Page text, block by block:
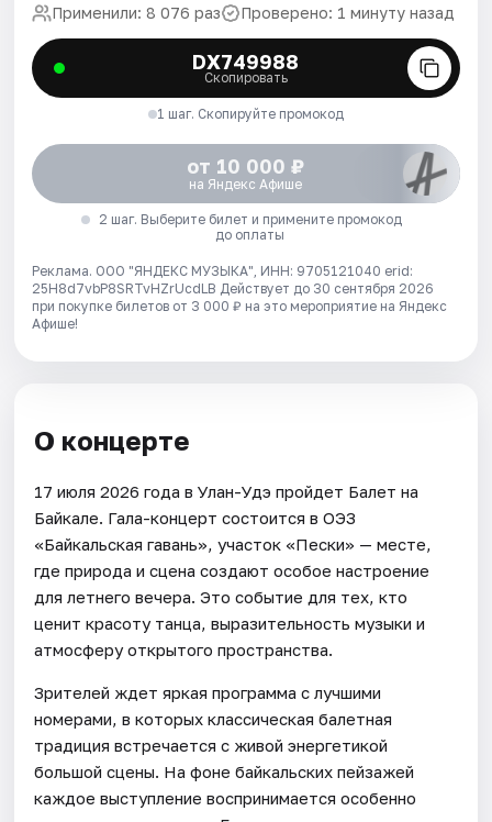
Применили: 8 076 раз Проверено: 1 минуту назад
DX749988
Скопировать
1 шаг. Скопируйте промокод
от 10 000 ₽
на Яндекс Афише
2 шаг. Выберите билет и примените промокод
до оплаты
Реклама. ООО "ЯНДЕКС МУЗЫКА", ИНН: 9705121040 erid:
25H8d7vbP8SRTvHZrUcdLB Действует до 30 сентября 2026
при покупке билетов от 3 000 ₽ на это мероприятие на Яндекс
Афише!
О концерте
17 июля 2026 года в Улан-Удэ пройдет Балет на
Байкале. Гала-концерт состоится в ОЭЗ
«Байкальская гавань», участок «Пески» — месте,
где природа и сцена создают особое настроение
для летнего вечера. Это событие для тех, кто
ценит красоту танца, выразительность музыки и
атмосферу открытого пространства.
Зрителей ждет яркая программа с лучшими
номерами, в которых классическая балетная
традиция встречается с живой энергетикой
большой сцены. На фоне байкальских пейзажей
каждое выступление воспринимается особенно